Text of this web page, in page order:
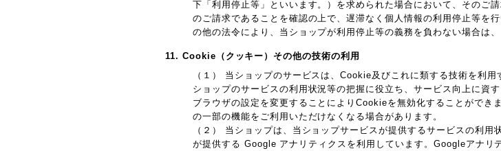
下「利用停止等」といいます。）を求められた場合において、そのご
のご請求であることを確認の上で、遅滞なく個人情報の利用停止等を
の他の法令により、当ショップが利用停止等の義務を負わない場合は、
11. Cookie（クッキー）その他の技術の利用
（１） 当ショップのサービスは、Cookie及びこれに類する技術を利
ショップのサービスの利用状況等の把握に役立ち、サービス向上に資
ブラウザの設定を変更することによりCookieを無効化することができ
の一部の機能をご利用いただけなくなる場合があります。
（２） 当ショップは、当ショップサービスが提供するサービスの利
が提供する Google アナリティクスを利用しています。Googleアナリ